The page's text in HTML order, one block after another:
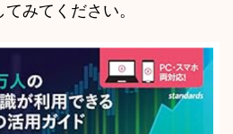
みてください。